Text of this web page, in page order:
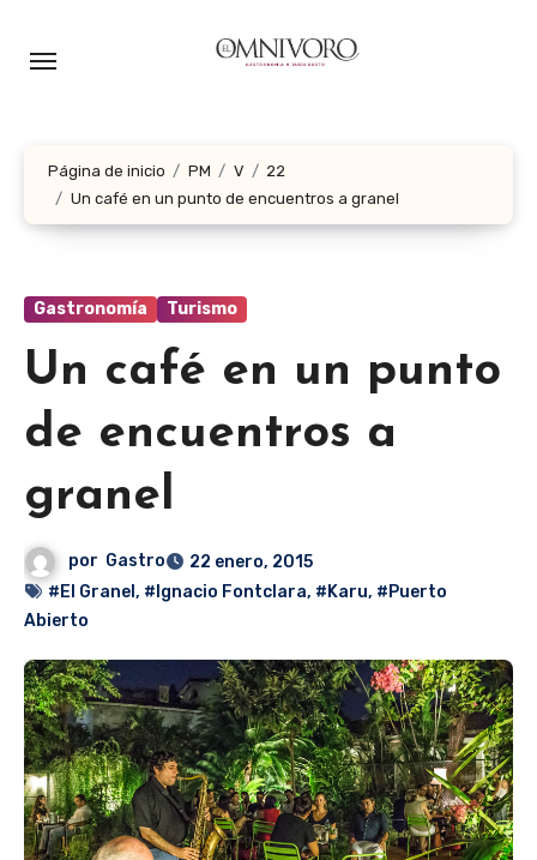
Página de inicio PM V
22
Un café en un punto de encuentros a granel
Gastronomía Turismo
Un café en un punto
de encuentros a
granel
por Gastro
22 enero, 2015
#El Granel , #Ignacio Fontclara, #Karu, #Puerto
Abierto